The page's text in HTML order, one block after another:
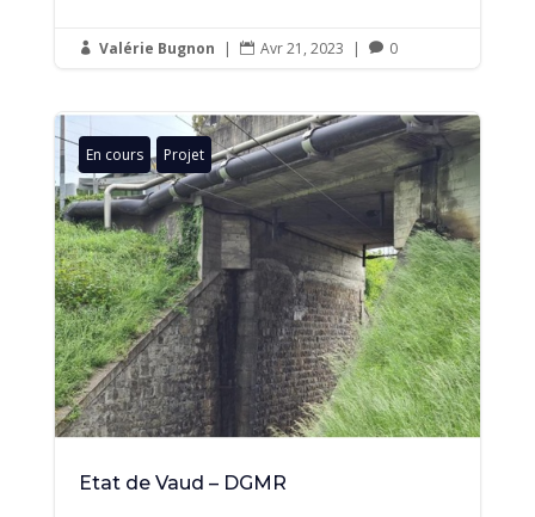
 Valérie Bugnon |  Avr 21, 2023 |  0
En cours Projet
Etat de Vaud – DGMR